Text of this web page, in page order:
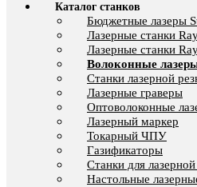
Каталог станков
Бюджетные лазеры
Лазерные станки
Лазерные станки
Волоконные
Станки лазерной
Лазерные граверы
Оптоволоконные
Лазерный маркер
Токарный ЧПУ
Газификаторы
Cтанки для
Настольные